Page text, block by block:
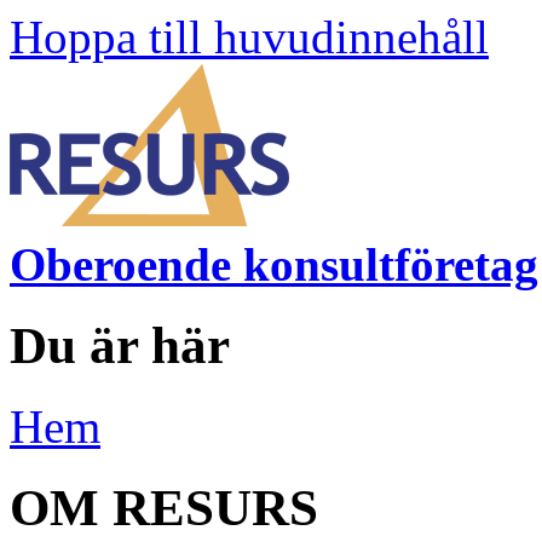
Hoppa till huvudinnehåll
Oberoende
Du är här
Hem
OM RESURS